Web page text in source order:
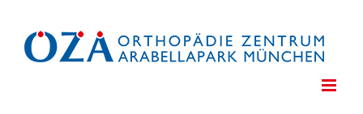
springen